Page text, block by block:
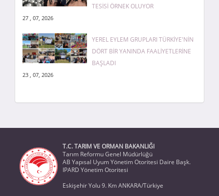
TESİSİ ÖRNEK OLUYOR
27 , 07, 2026
YEREL EYLEM GRUPLARI TÜRKİYE'NİN
DÖRT BİR YANINDA FAALİYETLERİNE
BAŞLADI
23 , 07, 2026
T.C. TARIM VE ORMAN BAKANLIĞI
Tarım Reformu Genel Müdürlüğü
AB Yapısal Uyum Yönetim Otoritesi Daire Başk.
IPARD Yönetim Otoritesi
Eskişehir Yolu 9. Km ANKARA/Türkiye